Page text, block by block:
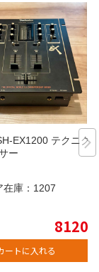
EX1200 テクニク
ー
庫： 1207
8120
ートに入れる